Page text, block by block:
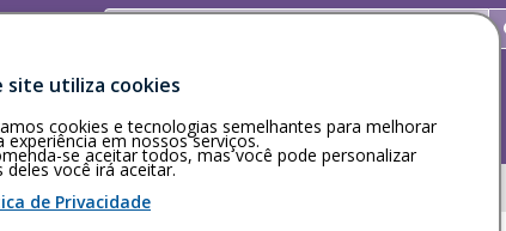
PE
feira,
Buscar
site utiliza cookies
cookies e tecnologias semelhantes para melhorar
experiência em nossos serviços.
se aceitar todos, mas você pode personalizar
deles você irá aceitar.
de Privacidade